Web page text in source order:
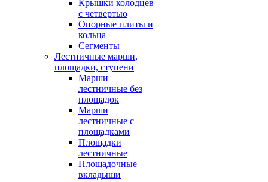
Крышки колодцев
с четвертью
Опорные плиты и
кольца
Сегменты
Лестничные марши,
площадки, ступени
Марши
лестничные без
площадок
Марши
лестничные с
площадками
Площадки
лестничные
Площадочные
вкладыши